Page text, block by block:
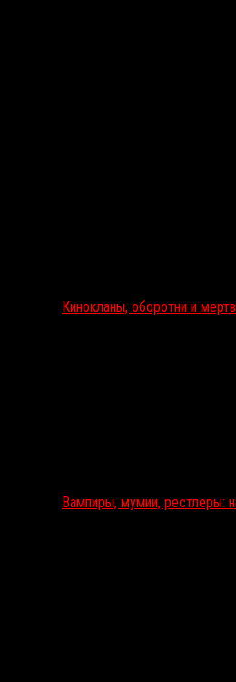
Кинокланы, оборотни и
Вампиры, мумии, рестлеры: